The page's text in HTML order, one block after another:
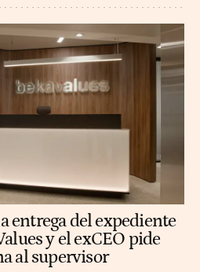
entrega del expediente
y el exCEO pide
al supervisor